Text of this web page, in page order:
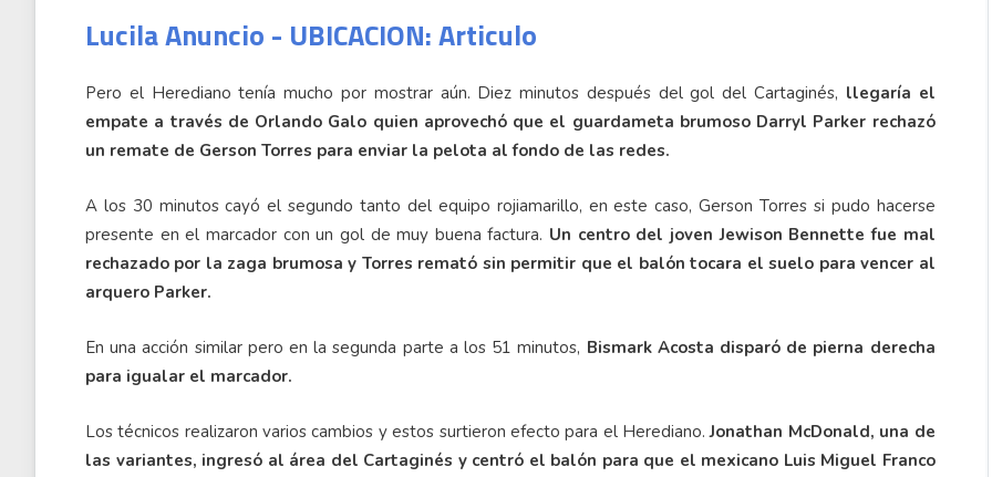
Lucila Anuncio - UBICACION: Articulo
Pero el Herediano tenía mucho por mostrar aún. Diez minutos después del gol del Cartaginés, llegaría el
empate a través de Orlando Galo quien aprovechó que el guardameta brumoso Darryl Parker rechazó
un remate de Gerson Torres para enviar la pelota al fondo de las redes.
A los 30 minutos cayó el segundo tanto del equipo rojiamarillo, en este caso, Gerson Torres si pudo hacerse
presente en el marcador con un gol de muy buena factura. Un centro del joven Jewison Bennette fue mal
rechazado por la zaga brumosa y Torres remató sin permitir que el balón tocara el suelo para vencer al
arquero Parker.
En una acción similar pero en la segunda parte a los 51 minutos, Bismark Acosta disparó de pierna derecha
para igualar el marcador.
Los técnicos realizaron varios cambios y estos surtieron efecto para el Herediano.Jonathan McDonald, una de
las variantes, ingresó al área del Cartaginés y centró el balón para que el mexicano Luis Miguel Franco